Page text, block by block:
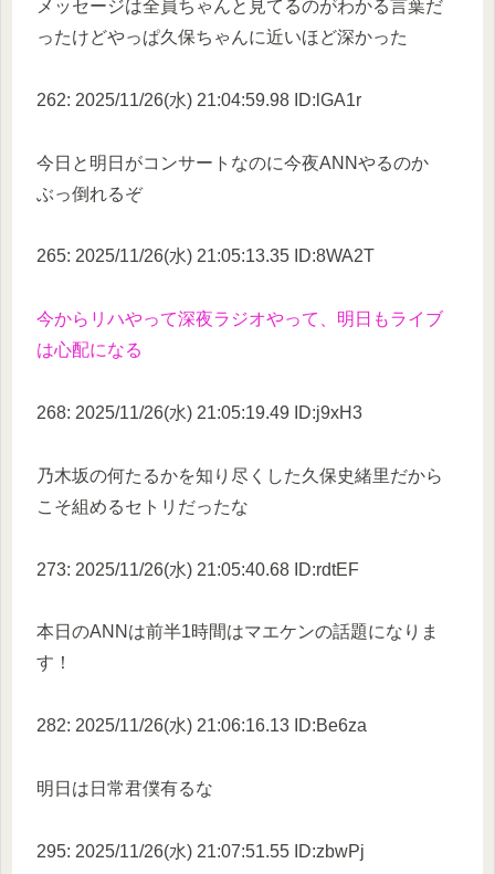
メッセージは全員ちゃんと見てるのがわかる言葉だ
ったけどやっぱ久保ちゃんに近いほど深かった
262: 2025/11/26(水) 21:04:59.98 ID:lGA1r
今日と明日がコンサートなのに今夜ANNやるのか
ぶっ倒れるぞ
265: 2025/11/26(水) 21:05:13.35 ID:8WA2T
今からリハやって深夜ラジオやって、明日もライブ
は心配になる
268: 2025/11/26(水) 21:05:19.49 ID:j9xH3
乃木坂の何たるかを知り尽くした久保史緒里だから
こそ組めるセトリだったな
273: 2025/11/26(水) 21:05:40.68 ID:rdtEF
本日のANNは前半1時間はマエケンの話題になりま
す！
282: 2025/11/26(水) 21:06:16.13 ID:Be6za
明日は日常君僕有るな
295: 2025/11/26(水) 21:07:51.55 ID:zbwPj